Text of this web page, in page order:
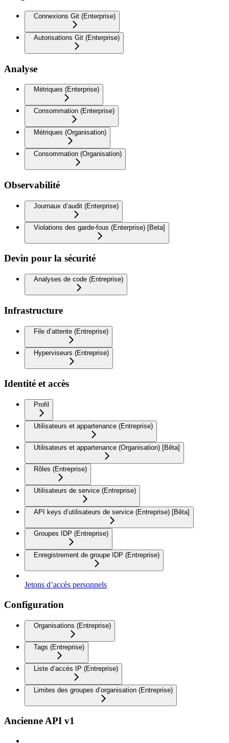
Connexions Git (Enterprise)
Autorisations Git (Enterprise)
Analyse
Métriques (Enterprise)
Consommation (Enterprise)
Métriques (Organisation)
Consommation (Organisation)
Observabilité
Journaux d’audit (Enterprise)
Violations des garde-fous (Enterprise) [Beta]
Devin pour la sécurité
Analyses de code (Entreprise)
Infrastructure
File d’attente (Entreprise)
Hyperviseurs (Entreprise)
Identité et accès
Profil
Utilisateurs et appartenance (Entreprise)
Utilisateurs et appartenance (Organisation) [Bêta]
Rôles (Entreprise)
Utilisateurs de service (Entreprise)
API keys d’utilisateurs de service (Entreprise) [Bêta]
Groupes IDP (Entreprise)
Enregistrement de groupe IDP (Entreprise)
Jetons d’accès personnels
Configuration
Organisations (Entreprise)
Tags (Entreprise)
Liste d’accès IP (Entreprise)
Limites des groupes d’organisation (Entreprise)
Ancienne API v1